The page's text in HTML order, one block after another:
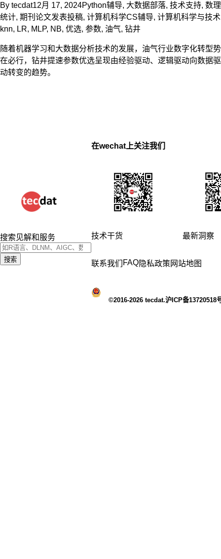
By tecdat12月 17, 2024Python辅导, 大数据部落, 技术支持, 数理
统计, 期刊论文发表投稿, 计算机科学CS辅导, 计算机科学与技术
knn, LR, MLP, NB, 优选, 参数, 油气, 钻井
随着机器学习和大数据分析技术的发展，油气行业数字化转型势
在必行，钻井提速参数优选呈现由经验驱动、逻辑驱动向数据驱
动转变的趋势。
搜索见解和服务
搜索
在wechat上关注我们
技术干货 最新洞察
联系我们 FAQ隐私政策 网站地图
©2016-2026 tecdat.沪ICP备13720518